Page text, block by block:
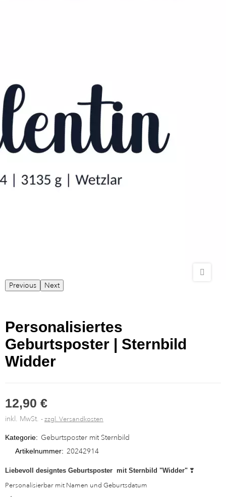
Previous Next
Personalisiertes
Geburtsposter | Sternbild
Widder
12,90 €
inkl. MwSt. zzgl. Versandkosten
Kategorie: Geburtsposter mit Sternbild
Artikelnummer: 20242914
Liebevoll designtes Geburtsposter mit Sternbild "Widder" ❣
Personalisierbar mit Namen und Geburtsdatum